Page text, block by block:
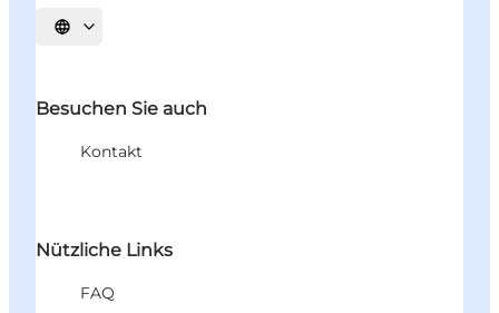
Sprache auswählen
Besuchen Sie auch
Kontakt
Nützliche Links
FAQ